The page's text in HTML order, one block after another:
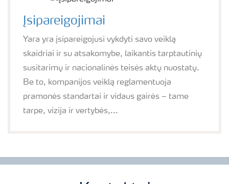
Įsipareigojimai
Yara yra įsipareigojusi vykdyti savo veiklą
skaidriai ir su atsakomybe, laikantis tarptautinių
susitarimų ir nacionalinės teisės aktų nuostatų.
Be to, kompanijos veiklą reglamentuoja
pramonės standartai ir vidaus gairės – tame
tarpe, vizija ir vertybės,...